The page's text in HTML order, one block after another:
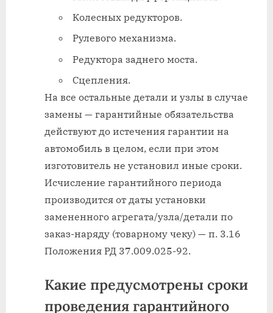
Колесных редукторов.
Рулевого механизма.
Редуктора заднего моста.
Сцепления.
На все остальные детали и узлы в случае
замены — гарантийные обязательства
действуют до истечения гарантии на
автомобиль в целом, если при этом
изготовитель не установил иные сроки.
Исчисление гарантийного периода
производится от даты установки
замененного агрегата/узла/детали по
заказ-наряду (товарному чеку) — п. 3.16
Положения РД 37.009.025-92.
Какие предусмотрены сроки
проведения гарантийного